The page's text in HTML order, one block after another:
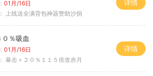
01月/16日
上线送全满背包神器赞助沙捐
详情
０％吸血
01月/16日
暴击＋２０％１１５倍攻赤月
详情